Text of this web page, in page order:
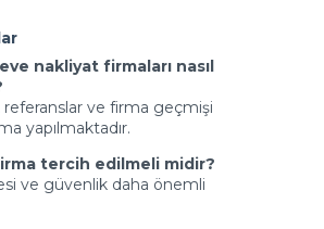
nakliyat firmaları nasıl
ve firma geçmişi
yapılmaktadır.
tercih edilmeli midir?
ve güvenlik daha önemli